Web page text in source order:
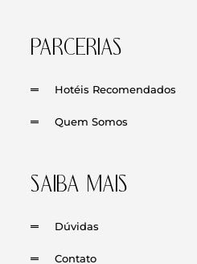
PARCERIAS
Hotéis Recomendados
Quem Somos
SAIBA MAIS
Dúvidas
Contato